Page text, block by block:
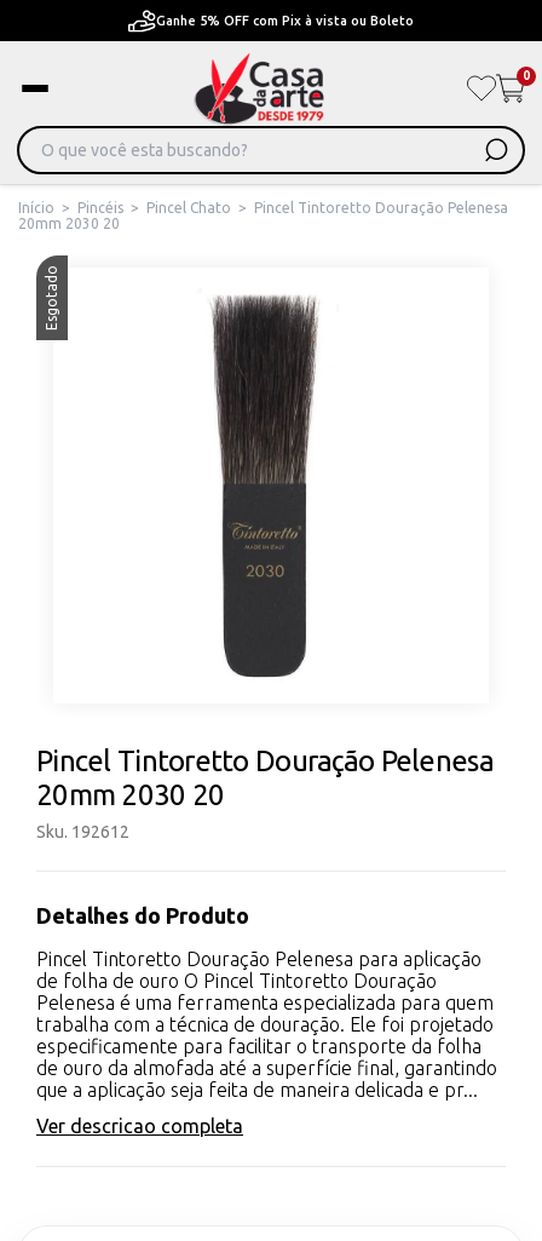
Pague em Até 6x sem juros
0
Início > Pincéis > Pincel Chato >
Pincel Tintoretto Douração Pelenesa
20mm 2030 20
Esgotado
Pincel Tintoretto Douração Pelenesa
20mm 2030 20
Sku. 192612
Detalhes do Produto
Pincel Tintoretto Douração Pelenesa para aplicação
de folha de ouro O Pincel Tintoretto Douração
Pelenesa é uma ferramenta especializada para quem
trabalha com a técnica de douração. Ele foi projetado
especificamente para facilitar o transporte da folha
de ouro da almofada até a superfície final, garantindo
que a aplicação seja feita de maneira delicada e pr...
Ver descricao completa